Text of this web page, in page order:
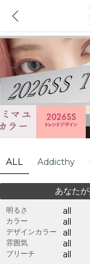
ALL Addicthy
あなた
明るさ all
カラー all
デザインカラー all
雰囲気 all
ブリーチ all